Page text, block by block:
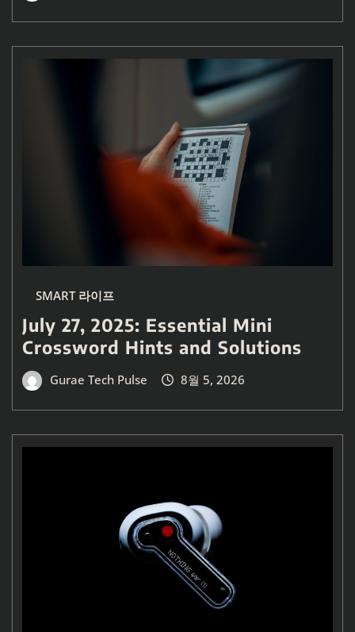
SMART 라이프
July 27, 2025: Essential Mini
Crossword Hints and Solutions
Gurae Tech Pulse 8월 5, 2026